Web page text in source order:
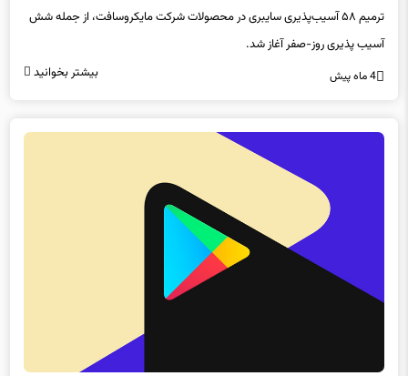
ترمیم ۵۸ آسیب‌پذیری سایبری در محصولات شرکت مایکروسافت، از جمله شش
آسیب پذیری روز-صفر آغاز شد.
4 ماه پیش بیشتر بخوانید